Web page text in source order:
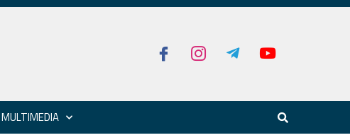
MULTIMEDIA